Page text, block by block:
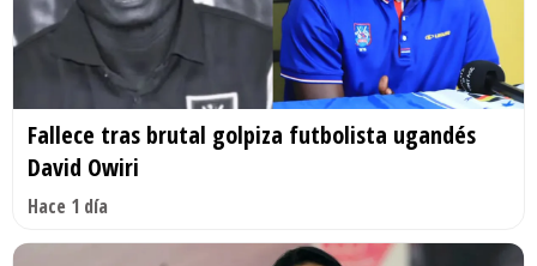
Fallece tras brutal golpiza futbolista ugandés
David Owiri
Hace 1 día